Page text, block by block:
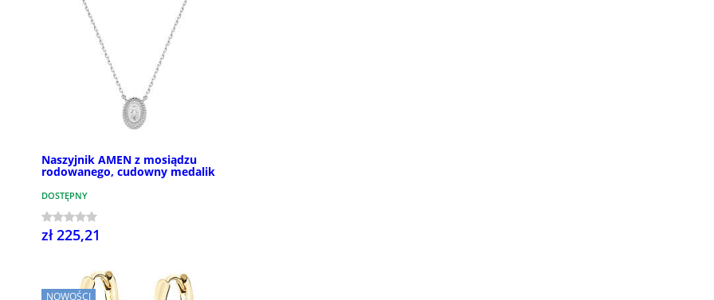
Naszyjnik AMEN z mosiądzu
rodowanego, cudowny medalik
DOSTĘPNY
zł 225,21
NOWOŚCI